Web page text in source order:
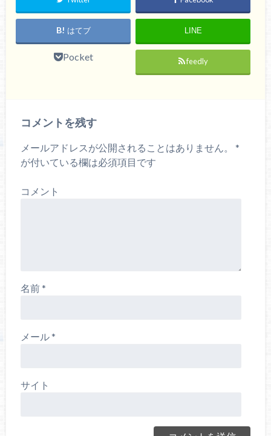
はてブ LINE
Pocket feedly
コメントを残す
メールアドレスが公開されることはありません。
*
が付いている欄は必須項目です
コメント
名前*
メール*
サイト